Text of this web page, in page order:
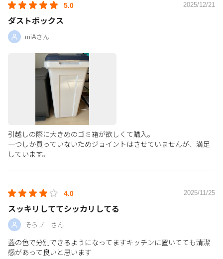
5.0 2025/12/21
ダストボックス
miAさん
引越しの際に大きめのゴミ箱が欲しくて購入。
一つしか買っていないためジョイントはさせていませんが、満足
しています。
4.0 2025/11/25
スッキリしててシッカリしてる
そらブーさん
蓋の色で分別できるようになってますキッチンに置いてても清潔
感があって良いと思います